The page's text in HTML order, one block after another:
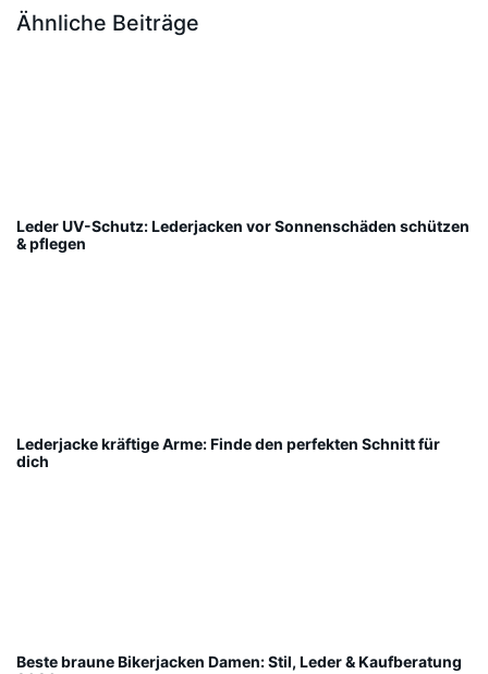
Ähnliche Beiträge
Leder UV-Schutz: Lederjacken vor Sonnenschäden schützen
& pflegen
Lederjacke kräftige Arme: Finde den perfekten Schnitt für
dich
Beste braune Bikerjacken Damen: Stil, Leder & Kaufberatung